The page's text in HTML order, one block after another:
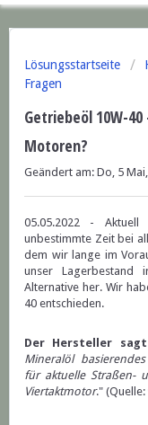
Lösungsstartseite
Fragen
Getriebeöl 10W-
Motoren?
Geändert am: Do, 5
05.05.2022 -
unbestimmte Zeit bei
dem wir lange im
unser Lagerbestand
Alternative her. Wir
40 entschieden.
Der Hersteller
Mineralöl
für aktuelle Straßen-
Viertaktmotor." (Quelle: